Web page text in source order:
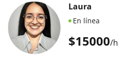
$15000/h
Laura
En línea